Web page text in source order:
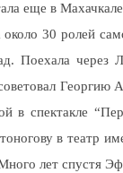
еще в
около 30 ролей
Поехала через
Георгию
в спектакле
в театр
лет спустя